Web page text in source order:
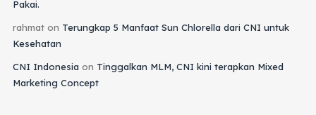
Pakai.
rahmaton Terungkap 5 Manfaat Sun Chlorella dari CNI untuk
Kesehatan
CNI Indonesia on Tinggalkan MLM, CNI kini terapkan Mixed
Marketing Concept